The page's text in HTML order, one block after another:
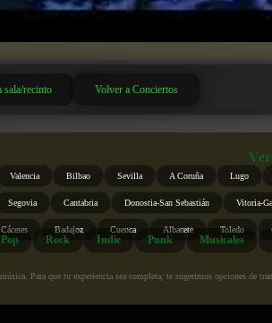
sala/recinto Volver a Conciertos
Valencia Bilbao Sevilla A Coruña Lugo
Segovia Cantabria Donostia-San Sebastián Vitoria-
Cáceres Badajoz Cuenca Albacete Toledo
Pop Rock Indie Punk Musicales
Para que tu experiencia sea completa, te sugerimos opciones de